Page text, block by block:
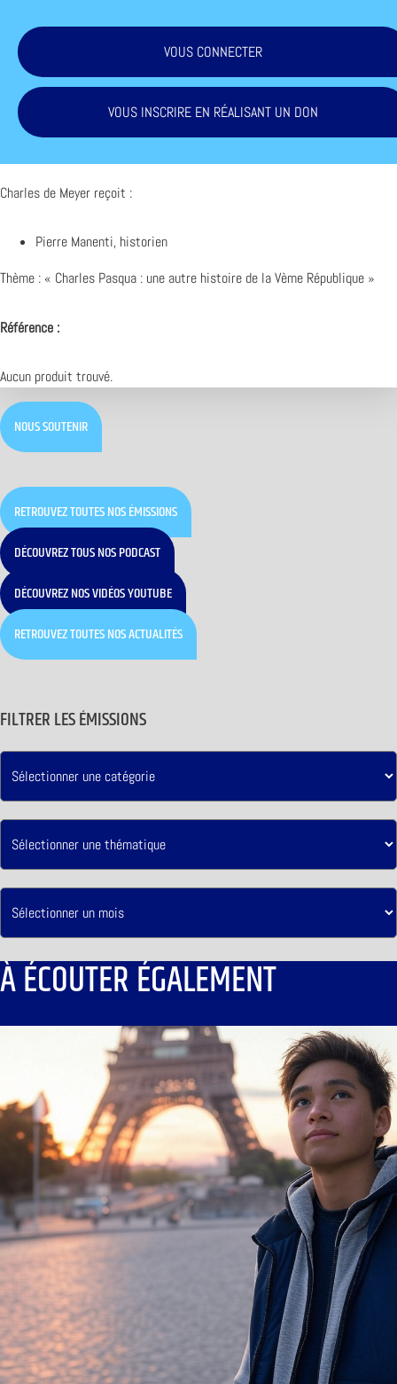
VOUS CONNECTER
VOUS INSCRIRE EN RÉALISANT UN DON
Charles de Meyer reçoit :
Pierre Manenti, historien
Thème : « Charles Pasqua : une autre histoire de la Vème République »
Référence :
Aucun produit trouvé.
NOUS SOUTENIR
RETROUVEZ TOUTES NOS ÉMISSIONS
DÉCOUVREZ TOUS NOS PODCAST
DÉCOUVREZ NOS VIDÉOS YOUTUBE
RETROUVEZ TOUTES NOS ACTUALITÉS
FILTRER LES ÉMISSIONS
À ÉCOUTER ÉGALEMENT